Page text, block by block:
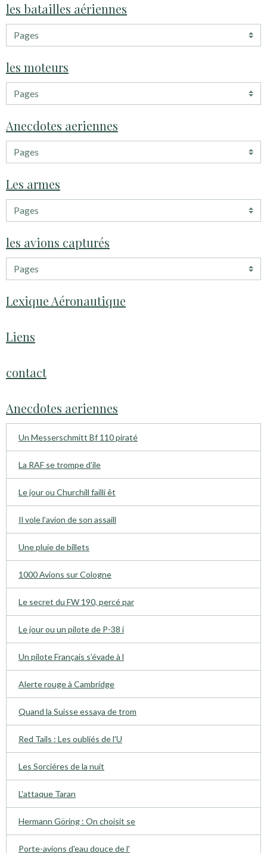
les batailles aériennes
les moteurs
Anecdotes aeriennes
Les armes
les avions capturés
Lexique Aéronautique
Liens
contact
Anecdotes aeriennes
Un Messerschmitt Bf 110 piraté
La RAF se trompe d’ile
Le jour ou Churchill failli êt
Il vole l’avion de son assaill
Une pluie de billets
1000 Avions sur Cologne
Le secret du FW 190, percé par
Le jour ou un pilote de P-38 i
Un pilote Français s’évade à l
Alerte rouge à Cambridge
Quand la Suisse essaya de trom
Red Tails : Les oubliés de l'U
Les Sorciéres de la nuit
L'attaque Taran
Hermann Göring : On choisit se
Porte-avions d'eau douce de l'